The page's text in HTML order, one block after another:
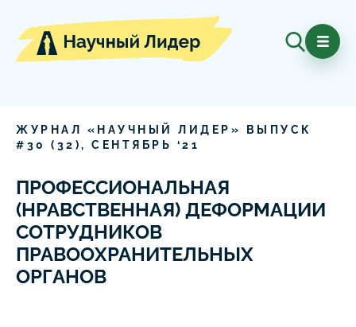
ЖУРНАЛ «НАУЧНЫЙ ЛИДЕР» ВЫПУСК
# 30 ( 32 ), СЕНТЯБРЬ ‘21
ПРОФЕССИОНАЛЬНАЯ
(НРАВСТВЕННАЯ) ДЕФОРМАЦИИ
СОТРУДНИКОВ
ПРАВООХРАНИТЕЛЬНЫХ
ОРГАНОВ